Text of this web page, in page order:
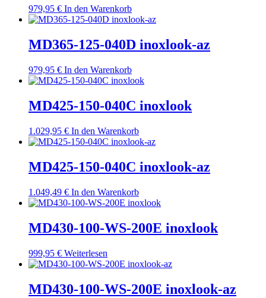
979,95 € In den Warenkorb
MD365-125-040D inoxlook-az
979,95 € In den Warenkorb
MD425-150-040C inoxlook
1.029,95 € In den Warenkorb
MD425-150-040C inoxlook-az
1.049,49 € In den Warenkorb
MD430-100-WS-200E inoxlook
999,95 € Weiterlesen
MD430-100-WS-200E inoxlook-az